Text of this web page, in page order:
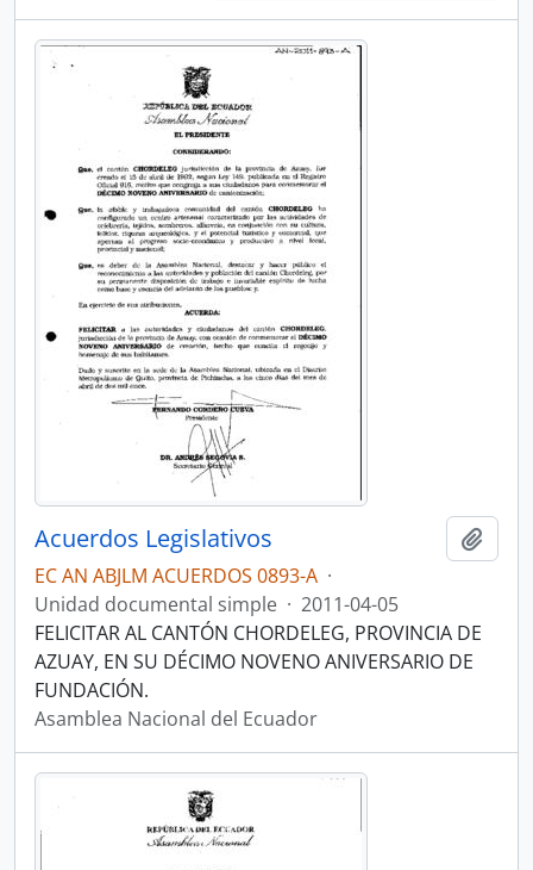
Acuerdos Legislativos
EC AN ABJLM ACUERDOS 0893-A ·
Unidad documental simple · 2011-04-05
FELICITAR AL CANTÓN CHORDELEG, PROVINCIA DE
AZUAY, EN SU DÉCIMO NOVENO ANIVERSARIO DE
FUNDACIÓN.
Asamblea Nacional del Ecuador